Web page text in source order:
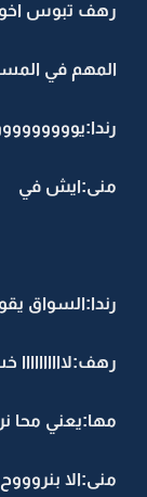
رهف تبوس
المهم في
منى:ايش في
رندا:السواق
رهف:لاااااااااا
مها:يعني محا
منى:الا